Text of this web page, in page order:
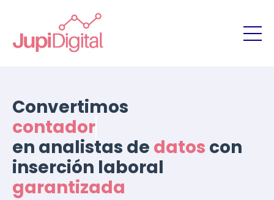
Convertimos
contadores
en analistas de datos con
inserción laboral
garantizada